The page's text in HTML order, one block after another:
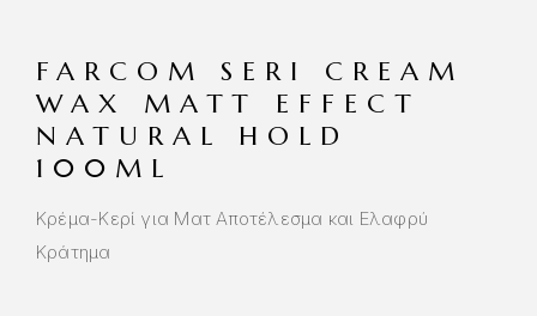
FARCOM SERI CREAM
WAX MATT EFFECT
NATURAL HOLD
100ML
Κρέμα-Κερί για Ματ Αποτέλεσμα και Ελαφρύ
Κράτημα